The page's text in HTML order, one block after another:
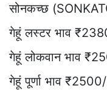
सोनकच्छ
गेहूं लस्टर भाव
गेहूं लोकवान भाव
गेहूं पूर्णा भाव